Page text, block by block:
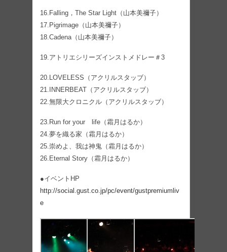
16.Falling，The Star Light（山本美禰子）
17.Pigrimage（山本美禰子）
18.Cadena（山本美禰子）
19.アトリエシリーズインストメドレー＃3
20.LOVELESS（アクリルスタッブ）
21.INNERBEAT（アクリルスタッブ）
22.無限大クロニクル（アクリルスタッブ）
23.Run for your life（霜月はるか）
24.夢を織る家（霜月はるか）
25.崇めよ、我は神鬼（霜月はるか）
26.Eternal Story（霜月はるか）
●イベントHP
http://social.gust.co.jp/pc/event/gustpremiumliv
e